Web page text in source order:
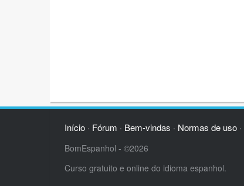
Início· Fórum · Bem-vindas · Normas de uso·
BomEspanhol - ©2026
Curso gratuito e online do idioma espanhol.